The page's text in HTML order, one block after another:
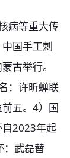
病等重大传
国手工刺
古举行。
：许昕蝉联
五。4）国
2023年起
：武磊替